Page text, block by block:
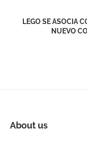
LEGO SE ASOCIA
NUEVO
About us